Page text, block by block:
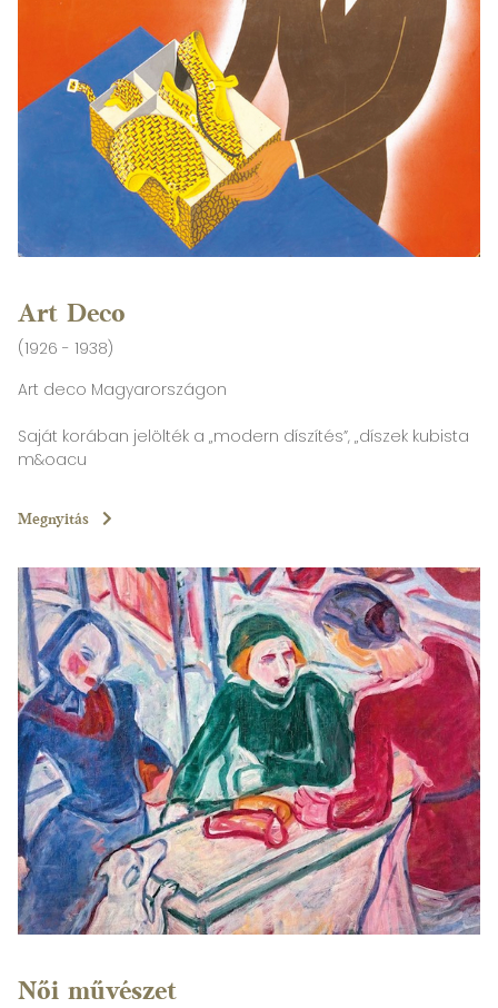
Art Deco
(1926 - 1938)
Art deco Magyarországon
Saját korában jelölték a „modern díszítés”, „díszek kubista
m&oacu
Megnyitás
Női művészet